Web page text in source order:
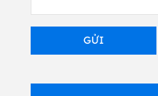
đúng loại cửa sổ.